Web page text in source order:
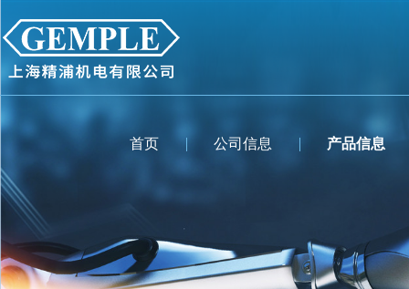
首页 公司信息 产品信息